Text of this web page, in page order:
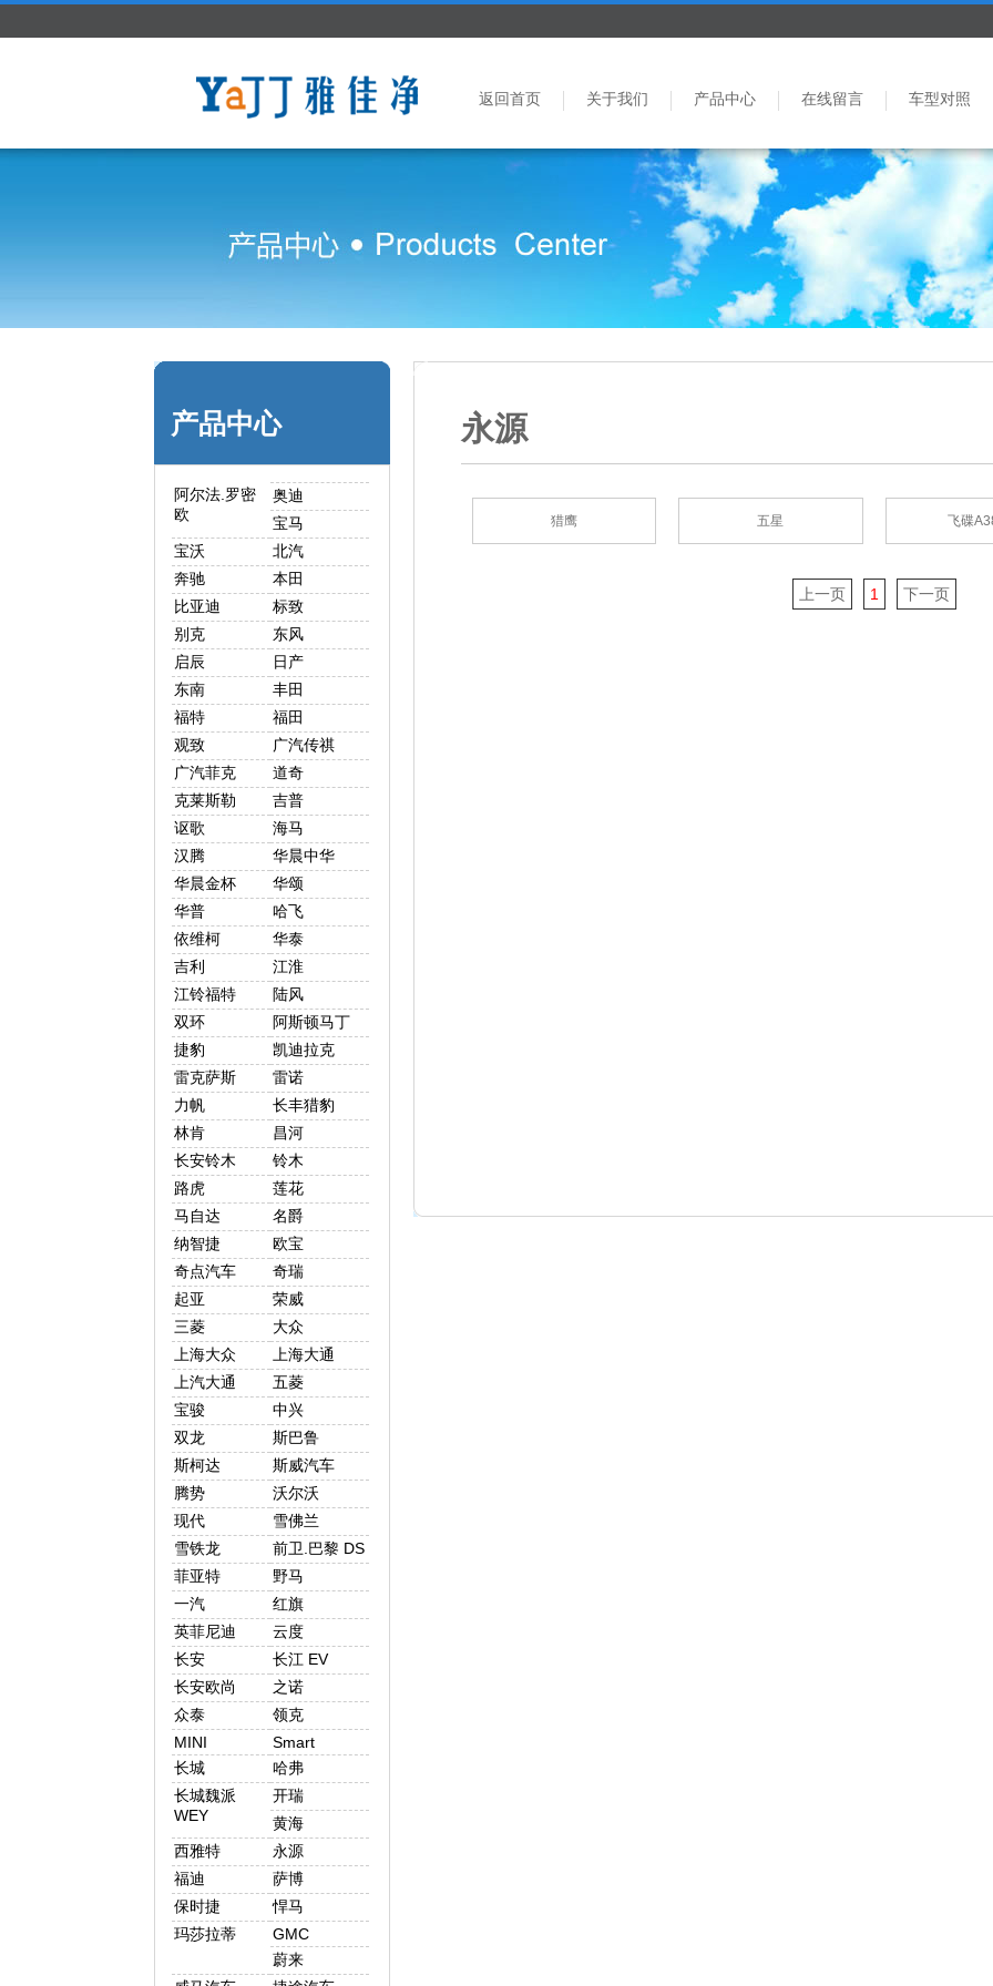
返回首页 关于我们 产品中心 在线留言 车型对照
产品中心
阿尔法.罗密
欧
奥迪
宝马
宝沃
北汽
奔驰
本田
比亚迪
标致
别克
东风
启辰
日产
东南
丰田
福特
福田
观致
广汽传祺
广汽菲克
道奇
克莱斯勒
吉普
讴歌
海马
汉腾
华晨中华
华晨金杯
华颂
华普
哈飞
依维柯
华泰
吉利
江淮
江铃福特
陆风
双环
阿斯顿马丁
捷豹
凯迪拉克
雷克萨斯
雷诺
力帆
长丰猎豹
林肯
昌河
长安铃木
铃木
路虎
莲花
马自达
名爵
纳智捷
欧宝
奇点汽车
奇瑞
起亚
荣威
三菱
大众
上海大众
上海大通
上汽大通
五菱
宝骏
中兴
双龙
斯巴鲁
斯柯达
斯威汽车
腾势
沃尔沃
现代
雪佛兰
雪铁龙
前卫.巴黎 DS
菲亚特
野马
一汽
红旗
英菲尼迪
云度
长安
长江 EV
长安欧尚
之诺
众泰
领克
MINI
Smart
长城
哈弗
长城魏派
WEY
开瑞
黄海
西雅特
永源
福迪
萨博
保时捷
悍马
玛莎拉蒂
GMC
蔚来
永源
猎鹰 五星 飞碟
上一页 1 下一页